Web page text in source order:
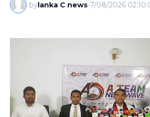
bylanka C news-7/08/2026